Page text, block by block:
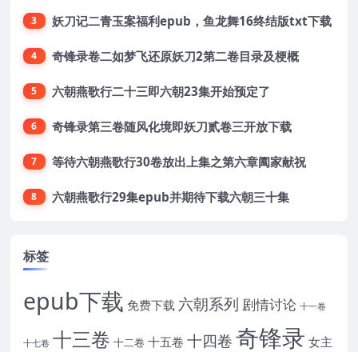
3 妖刀记二青玉案福利epub，鱼龙舞16终结版txt下载
4 奇锋录卷二如梦飞还原妖刀2第二卷目录及梗概
5 六朝燕歌行二十三即六朝23集开始预定了
6 奇锋录第三卷随风化境即妖刀贰卷三开放下载
7 等待六朝燕歌行30卷放出上集之第六章阖家献祝
8 六朝燕歌行29集epub并期待下载六朝三十集
标签
epub下载 免费下载 六朝系列 剧情讨论 十一卷
十七卷 十三卷 十二卷 十五卷 十四卷奇锋录 女主